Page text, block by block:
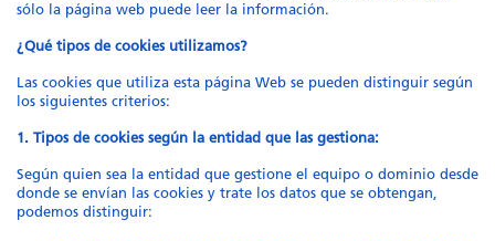
sólo la página web puede leer la información.
¿Qué tipos de cookies utilizamos?
Las cookies que utiliza esta página Web se pueden distinguir según
los siguientes criterios:
1. Tipos de cookies según la entidad que las gestiona:
Según quien sea la entidad que gestione el equipo o dominio desde
donde se envían las cookies y trate los datos que se obtengan,
podemos distinguir: